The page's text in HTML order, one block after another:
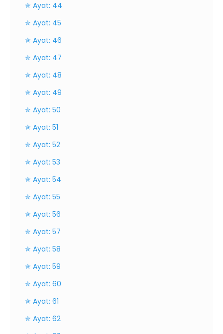
✯ Ayat: 44
✯ Ayat: 45
✯ Ayat: 46
✯ Ayat: 47
✯ Ayat: 48
✯ Ayat: 49
✯ Ayat: 50
✯ Ayat: 51
✯ Ayat: 52
✯ Ayat: 53
✯ Ayat: 54
✯ Ayat: 55
✯ Ayat: 56
✯ Ayat: 57
✯ Ayat: 58
✯ Ayat: 59
✯ Ayat: 60
✯ Ayat: 61
✯ Ayat: 62